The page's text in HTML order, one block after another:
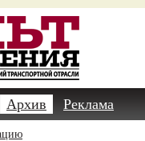
Архив Реклама